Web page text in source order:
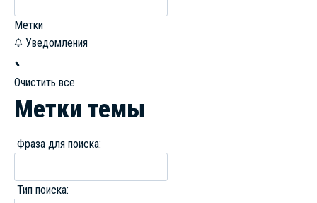
Метки
Уведомления
Очистить все
Метки темы
Фраза для поиска:
Тип поиска: